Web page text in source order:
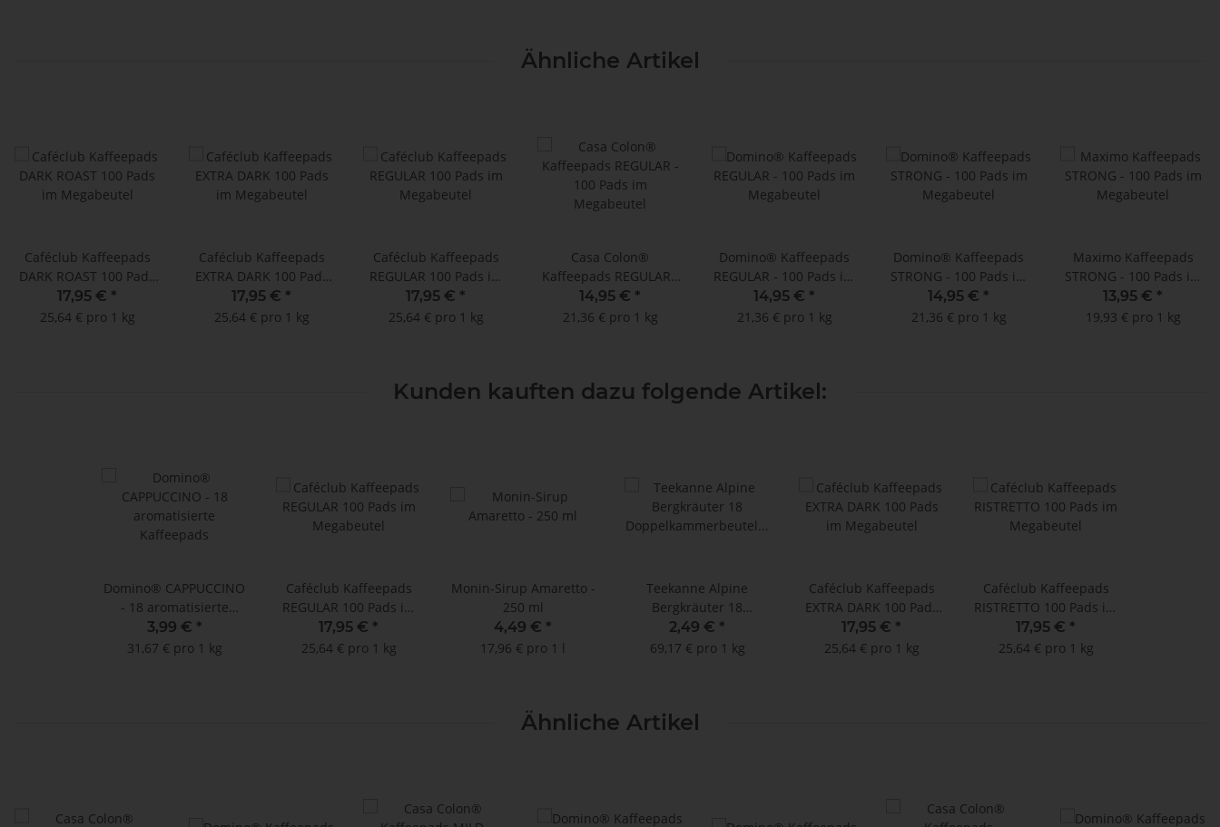
Ähnliche Artikel
Caféclub Kaffeepads
DARK ROAST 100 Pads
im Megabeutel
17,95 € *
25,64 € pro 1 kg
Caféclub Kaffeepads
EXTRA DARK 100 Pads
im Megabeutel
17,95 € *
25,64 € pro 1 kg
Caféclub Kaffeepads
REGULAR 100 Pads im
Megabeutel
17,95 € *
25,64 € pro 1 kg
Casa Colon®
Kaffeepads REGULAR -
100 Pads im
Megabeutel
14,95 € *
21,36 € pro 1 kg
Domino® Kaffeepads
REGULAR - 100 Pads im
Megabeutel
14,95 € *
21,36 € pro 1 kg
Domino® Kaffeepads
STRONG - 100 Pads im
Megabeutel
14,95 € *
21,36 € pro 1 kg
Maximo Kaffeepads
STRONG - 100 Pads im
Megabeutel
13,95 € *
19,93 € pro 1 kg
Kunden kauften dazu folgende Artikel:
Domino® CAPPUCCINO
- 18 aromatisierte
Kaffeepads
3,99 € *
31,67 € pro 1 kg
Caféclub Kaffeepads
REGULAR 100 Pads im
Megabeutel
17,95 € *
25,64 € pro 1 kg
Monin-Sirup Amaretto -
250 ml
4,49 € *
17,96 € pro 1 l
Teekanne Alpine
Bergkräuter 18
Doppelkammerbeutel à
2 g
2,49 € *
69,17 € pro 1 kg
Caféclub Kaffeepads
EXTRA DARK 100 Pads
im Megabeutel
17,95 € *
25,64 € pro 1 kg
Caféclub Kaffeepads
RISTRETTO 100 Pads im
Megabeutel
17,95 € *
25,64 € pro 1 kg
Ähnliche Artikel